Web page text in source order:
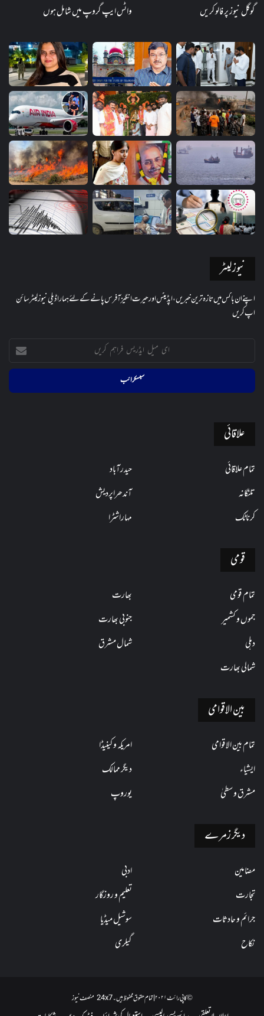
گوگل نیوز پر فالو کریں
واٹس ایپ گروپ میں شامل ہوں
نیوز لیٹر
اپنے ان باکس میں تازہ ترین خبریں، اپڈیٹس اور حیرت انگیز آفرس پانے کے لئے ہمارا ڈیلی نیوز لیٹر سائن
اپ کریں
ایڈریس
کریں
علاقائی
تمام علاقائی
حیدرآباد
تلنگانہ
آندھراپردیش
کرناٹک
مہاراشٹرا
قومی
تمام قومی
بھارت
جموں و کشمیر
جنوبی بھارت
دہلی
شمال مشرق
شمالی بھارت
بین الاقوامی
تمام بین الاقوامی
امریکہ و کینیڈا
ایشیاء
دیگر ممالک
مشرق وسطیٰ
یوروپ
دیگر زمرے
مضامین
ادبی
تجارت
تعلیم و روزگار
جرائم و حادثات
سوشیل میڈیا
نکاح
گیلری
© کاپی رائٹ ۲۰۲۱ | تمام حقوق محفوظ ہیں۔ 24x7 منصف نیوز